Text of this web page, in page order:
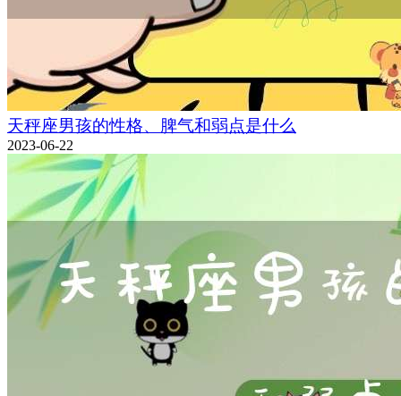
天秤座男孩的性格、脾气和弱点是什么
2023-06-22